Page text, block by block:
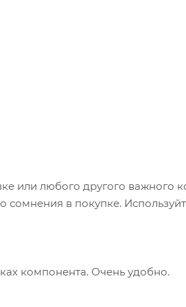
или любого другого важного
сомнения в покупке.
компонента. Очень удобно.